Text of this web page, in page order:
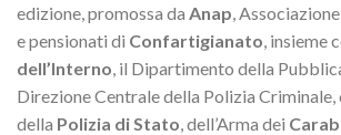
edizione, promossa da Anap ,
e pensionati di Confartigianato , insieme
dell’Interno , il Dipartimento della
Direzione Centrale della Polizia
della Polizia di Stato , dell’Arma dei